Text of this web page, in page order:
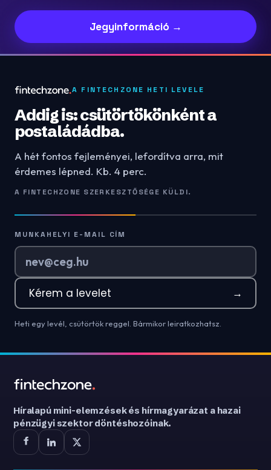
Jegyinformáció →
A FINTECHZONE HETI LEVELE
Addig is: csütörtökönként a
postaládádba.
A hét fontos fejleményei, lefordítva arra, mit
érdemes lépned. Kb. 4 perc.
A FINTECHZONE SZERKESZTŐSÉGE KÜLDI.
MUNKAHELYI E-MAIL CÍM
Kérem a levelet →
Heti egy levél, csütörtök reggel. Bármikor leiratkozhatsz.
Híralapú mini-elemzések és hírmagyarázat a hazai
pénzügyi szektor döntéshozóinak.